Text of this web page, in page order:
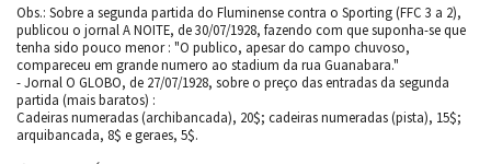
Obs.: Sobre a segunda partida do Fluminense contra o Sporting (FFC 3 a 2),
publicou o jornal A NOITE, de 30/07/1928, fazendo com que suponha-se que
tenha sido pouco menor : "O publico, apesar do campo chuvoso,
compareceu em grande numero ao stadium da rua Guanabara."
- Jornal O GLOBO, de 27/07/1928, sobre o preço das entradas da segunda
partida (mais baratos) :
Cadeiras numeradas (archibancada), 20$; cadeiras numeradas (pista), 15$;
arquibancada, 8$ e geraes, 5$.